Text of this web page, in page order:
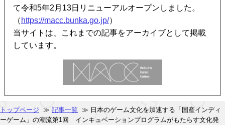
て令和5年2月13日リニューアルオープンしました。
（ https://macc.bunka.go.jp/）
当サイトは、これまでの記事をアーカイブとして掲載
しています。
トップページ ≫ 記事一覧 ≫ 日本のゲーム文化を加速する「国産インディ
ーゲーム」の潮流第1回 インキュベーションプログラムがもたらす文化発